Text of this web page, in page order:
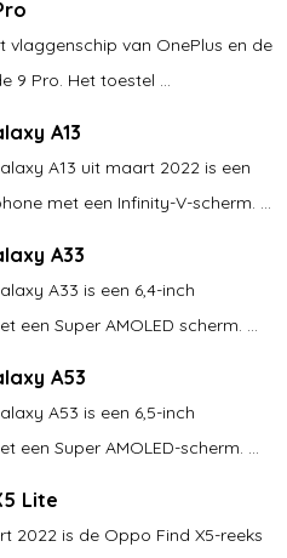
vlaggenschip van OnePlus en de
9 Pro. Het toestel ...
A13
A13 uit maart 2022 is een
met een Infinity-V-scherm. ...
A33
A33 is een 6,4-inch
een Super AMOLED scherm. ...
A53
A53 is een 6,5-inch
een Super AMOLED-scherm. ...
Lite
2022 is de Oppo Find X5-reeks